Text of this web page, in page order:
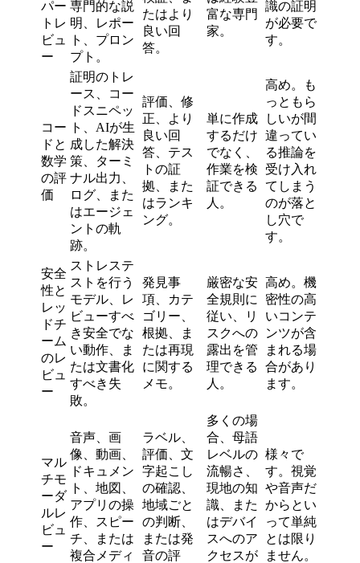
パー
トレ
ビュ
ー
専門的な説
明、レポー
ト、プロン
プト。
たはより
良い回
答。
富な専門
家。
識の証明
が必要で
す。
コー
ドと
数学
の評
価
証明のトレ
ース、コー
ドスニペッ
ト、AIが生
成した解決
策、ターミ
ナル出力、
ログ、また
はエージェ
ントの軌
跡。
評価、修
正、より
良い回
答、テス
トの証
拠、また
はランキ
ング。
単に作成
するだけ
でなく、
作業を検
証できる
人。
高め。も
っともら
しいが間
違ってい
る推論を
受け入れ
てしまう
のが落と
し穴で
す。
安全
性と
レッ
ドチ
ーム
のレ
ビュ
ー
ストレステ
ストを行う
モデル、レ
ビューすべ
き安全でな
い動作、ま
たは文書化
すべき失
敗。
発見事
項、カテ
ゴリー、
根拠、ま
たは再現
に関する
メモ。
厳密な安
全規則に
従い、リ
スクへの
露出を管
理できる
人。
高め。機
密性の高
いコンテ
ンツが含
まれる場
合があり
ます。
マル
チモ
ーダ
ルレ
ビュ
ー
音声、画
像、動画、
ドキュメン
ト、地図、
アプリの操
作、スピー
チ、または
複合メディ
ラベル、
評価、文
字起こし
の確認、
地域ごと
の判断、
または発
音の評
多くの場
合、母語
レベルの
流暢さ、
現地の知
識、また
はデバイ
スへのア
クセスが
様々で
す。視覚
や音声だ
からとい
って単純
とは限り
ません。